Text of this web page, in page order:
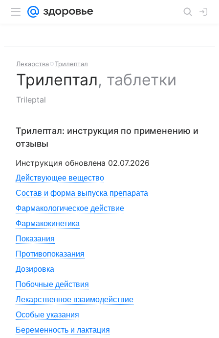
Лекарства Трилептал
Трилептал, таблетки
Trileptal
Трилептал: инструкция по применению и
отзывы
Инструкция обновлена 02.07.2026
Действующее вещество
Состав и форма выпуска препарата
Фармакологическое действие
Фармакокинетика
Показания
Противопоказания
Дозировка
Побочные действия
Лекарственное взаимодействие
Особые указания
Беременность и лактация